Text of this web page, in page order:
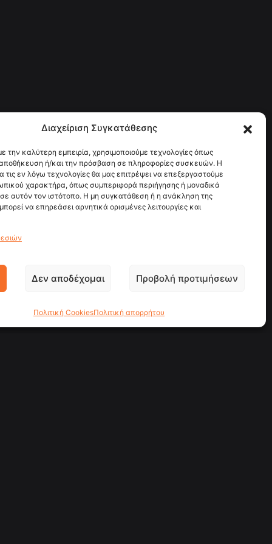
Διαχείριση Συγκατάθεσης
την καλύτερη εμπειρία, χρησιμοποιούμε τεχνολογίες όπως
ή/και την πρόσβαση σε πληροφορίες συσκευών. Η
τις εν λόγω τεχνολογίες θα μας επιτρέψει να επεξεργαστούμε
χαρακτήρα, όπως συμπεριφορά περιήγησης ή μοναδικά
αυτόν τον ιστότοπο. Η μη συγκατάθεση ή η ανάκληση της
να επηρεάσει αρνητικά ορισμένες λειτουργίες και
Δεν αποδέχομαι Προβολή προτιμήσεων
Πολιτική CookiesΠολιτική απορρήτου